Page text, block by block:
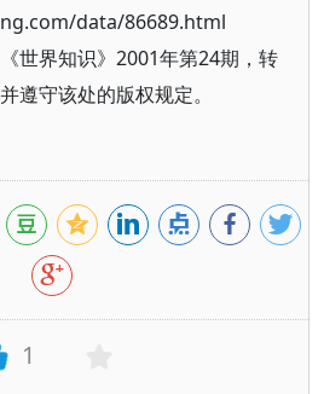
data/86689.html
世界知识》2001年第24期，转
遵守该处的版权规定。
1